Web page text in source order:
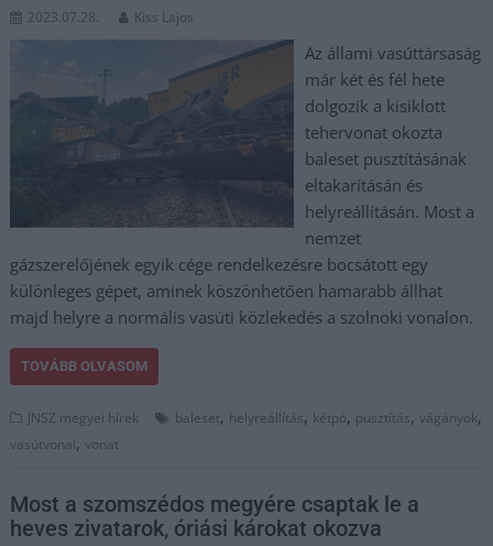
2023.07.28. Kiss Lajos
Az állami vasúttársaság
már két és fél hete
dolgozik a kisiklott
tehervonat okozta
baleset pusztításának
eltakarításán és
helyreállításán. Most a
nemzet
gázszerelőjének egyik cége rendelkezésre bocsátott egy
különleges gépet, aminek köszönhetően hamarabb állhat
majd helyre a normális vasúti közlekedés a szolnoki vonalon.
TOVÁBB OLVASOM
JNSZ megyei hírek baleset, helyreállítás, kétpó, pusztítás,vágányok,
vasútvonal,vonat
Most a szomszédos megyére csaptak le a
heves zivatarok, óriási károkat okozva